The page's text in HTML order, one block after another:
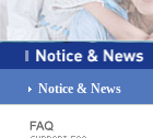
Notice & News